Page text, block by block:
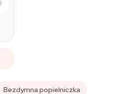
Bezdymna popielniczka